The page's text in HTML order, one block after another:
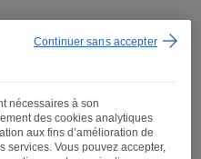
les 6
BD Fnac
nécessaires à son
des cookies analytiques
aux fins d’amélioration de
services. Vous pouvez accepter,
Continuer sans accepter